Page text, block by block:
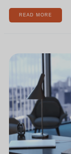
READ MORE
聞]
國
國
防
部
JITC
認